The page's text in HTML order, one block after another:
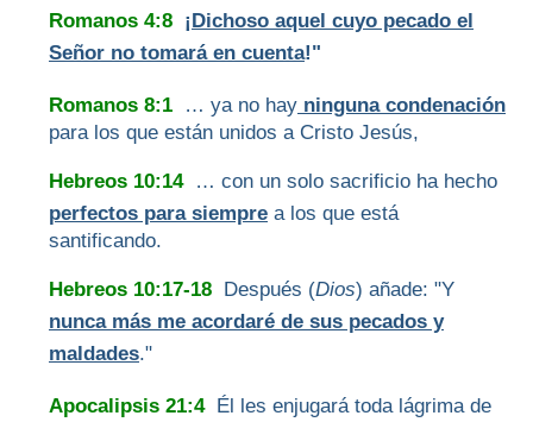
Romanos 4:8 ¡Dichoso aquel cuyo pecado el
Señor no tomará en cuenta!"
Romanos 8:1 … ya no hay ninguna condenación
para los que están unidos a Cristo Jesús,
Hebreos 10:14… con un solo sacrificio ha hecho
perfectos para siempre a los que está
santificando.
Hebreos 10:17-18 Después (Dios) añade: "Y
nunca más me acordaré de sus pecados y
maldades."
Apocalipsis 21:4Él les enjugará toda lágrima de